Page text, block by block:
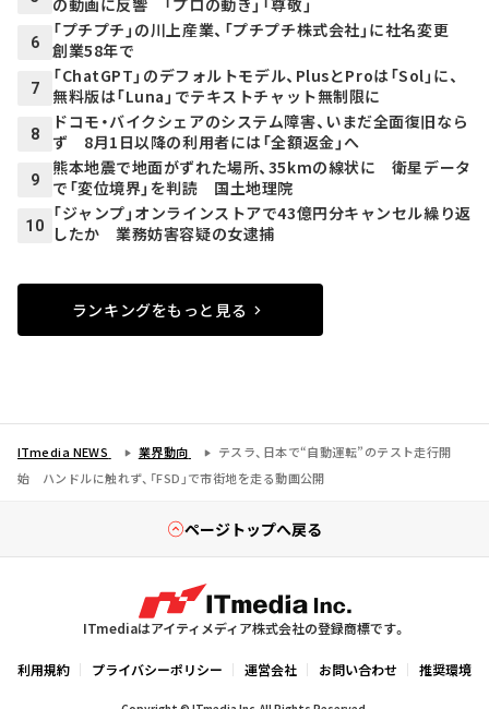
の動画に反響 「プロの動き」「尊敬」
6
「プチプチ」の川上産業、「プチプチ株式会社」に社名変更
創業58年で
7
「ChatGPT」のデフォルトモデル、PlusとProは「Sol」に、
無料版は「Luna」でテキストチャット無制限に
8
ドコモ・バイクシェアのシステム障害、いまだ全面復旧なら
ず 8月1日以降の利用者には「全額返金」へ
9
熊本地震で地面がずれた場所、35kmの線状に 衛星データ
で「変位境界」を判読 国土地理院
10
「ジャンプ」オンラインストアで43億円分キャンセル繰り返
したか 業務妨害容疑の女逮捕
ランキングをもっと見る
ITmedia NEWS 業界動向
テスラ、日本で“自動運転”のテスト走行開
始 ハンドルに触れず、「FSD」で市街地を走る動画公開
ページトップへ戻る
ITmediaはアイティメディア株式会社の登録商標です。
利用規約 プライバシーポリシー 運営会社 お問い合わせ 推奨環境